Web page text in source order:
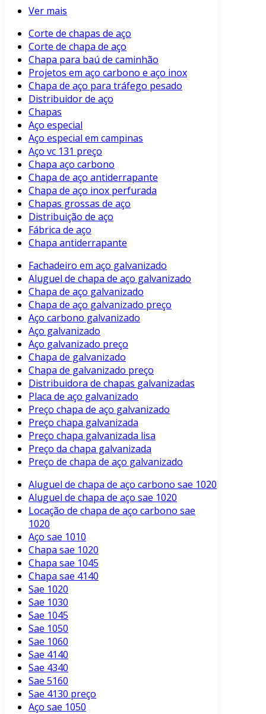
Ver mais
Corte de chapas de aço
Corte de chapa de aço
Chapa para baú de caminhão
Projetos em aço carbono e aço inox
Chapa de aço para tráfego pesado
Distribuidor de aço
Chapas
Aço especial
Aço especial em campinas
Aço vc 131 preço
Chapa aço carbono
Chapa de aço antiderrapante
Chapa de aço inox perfurada
Chapas grossas de aço
Distribuição de aço
Fábrica de aço
Chapa antiderrapante
Fachadeiro em aço galvanizado
Aluguel de chapa de aço galvanizado
Chapa de aço galvanizado
Chapa de aço galvanizado preço
Aço carbono galvanizado
Aço galvanizado
Aço galvanizado preço
Chapa de galvanizado
Chapa de galvanizado preço
Distribuidora de chapas galvanizadas
Placa de aço galvanizado
Preço chapa de aço galvanizado
Preço chapa galvanizada
Preço chapa galvanizada lisa
Preço da chapa galvanizada
Preço de chapa de aço galvanizado
Aluguel de chapa de aço carbono sae 1020
Aluguel de chapa de aço sae 1020
Locação de chapa de aço carbono sae
1020
Aço sae 1010
Chapa sae 1020
Chapa sae 1045
Chapa sae 4140
Sae 1020
Sae 1030
Sae 1045
Sae 1050
Sae 1060
Sae 4140
Sae 4340
Sae 5160
Sae 4130 preço
Aço sae 1050